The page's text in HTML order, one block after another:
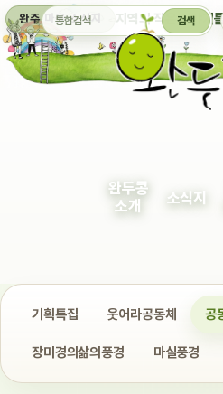
완주 마을 소식지 지역의 작은 이야기
통합검색 검색
완두콩
소개
소식지
기획특집 웃어라공동체 공
장미경의삶의풍경 마실풍경